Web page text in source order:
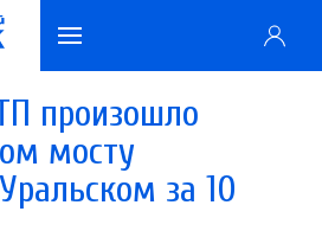
произошло
мосту
за 10